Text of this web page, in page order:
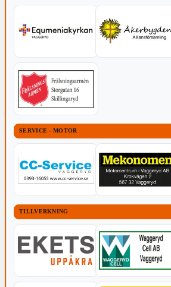
SERVICE - MOTOR
TILLVERKNING